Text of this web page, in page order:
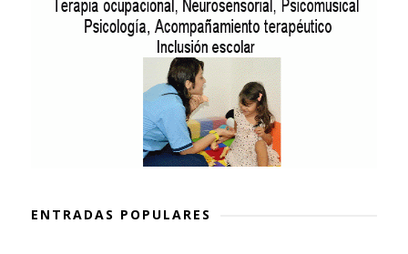
ENTRADAS POPULARES